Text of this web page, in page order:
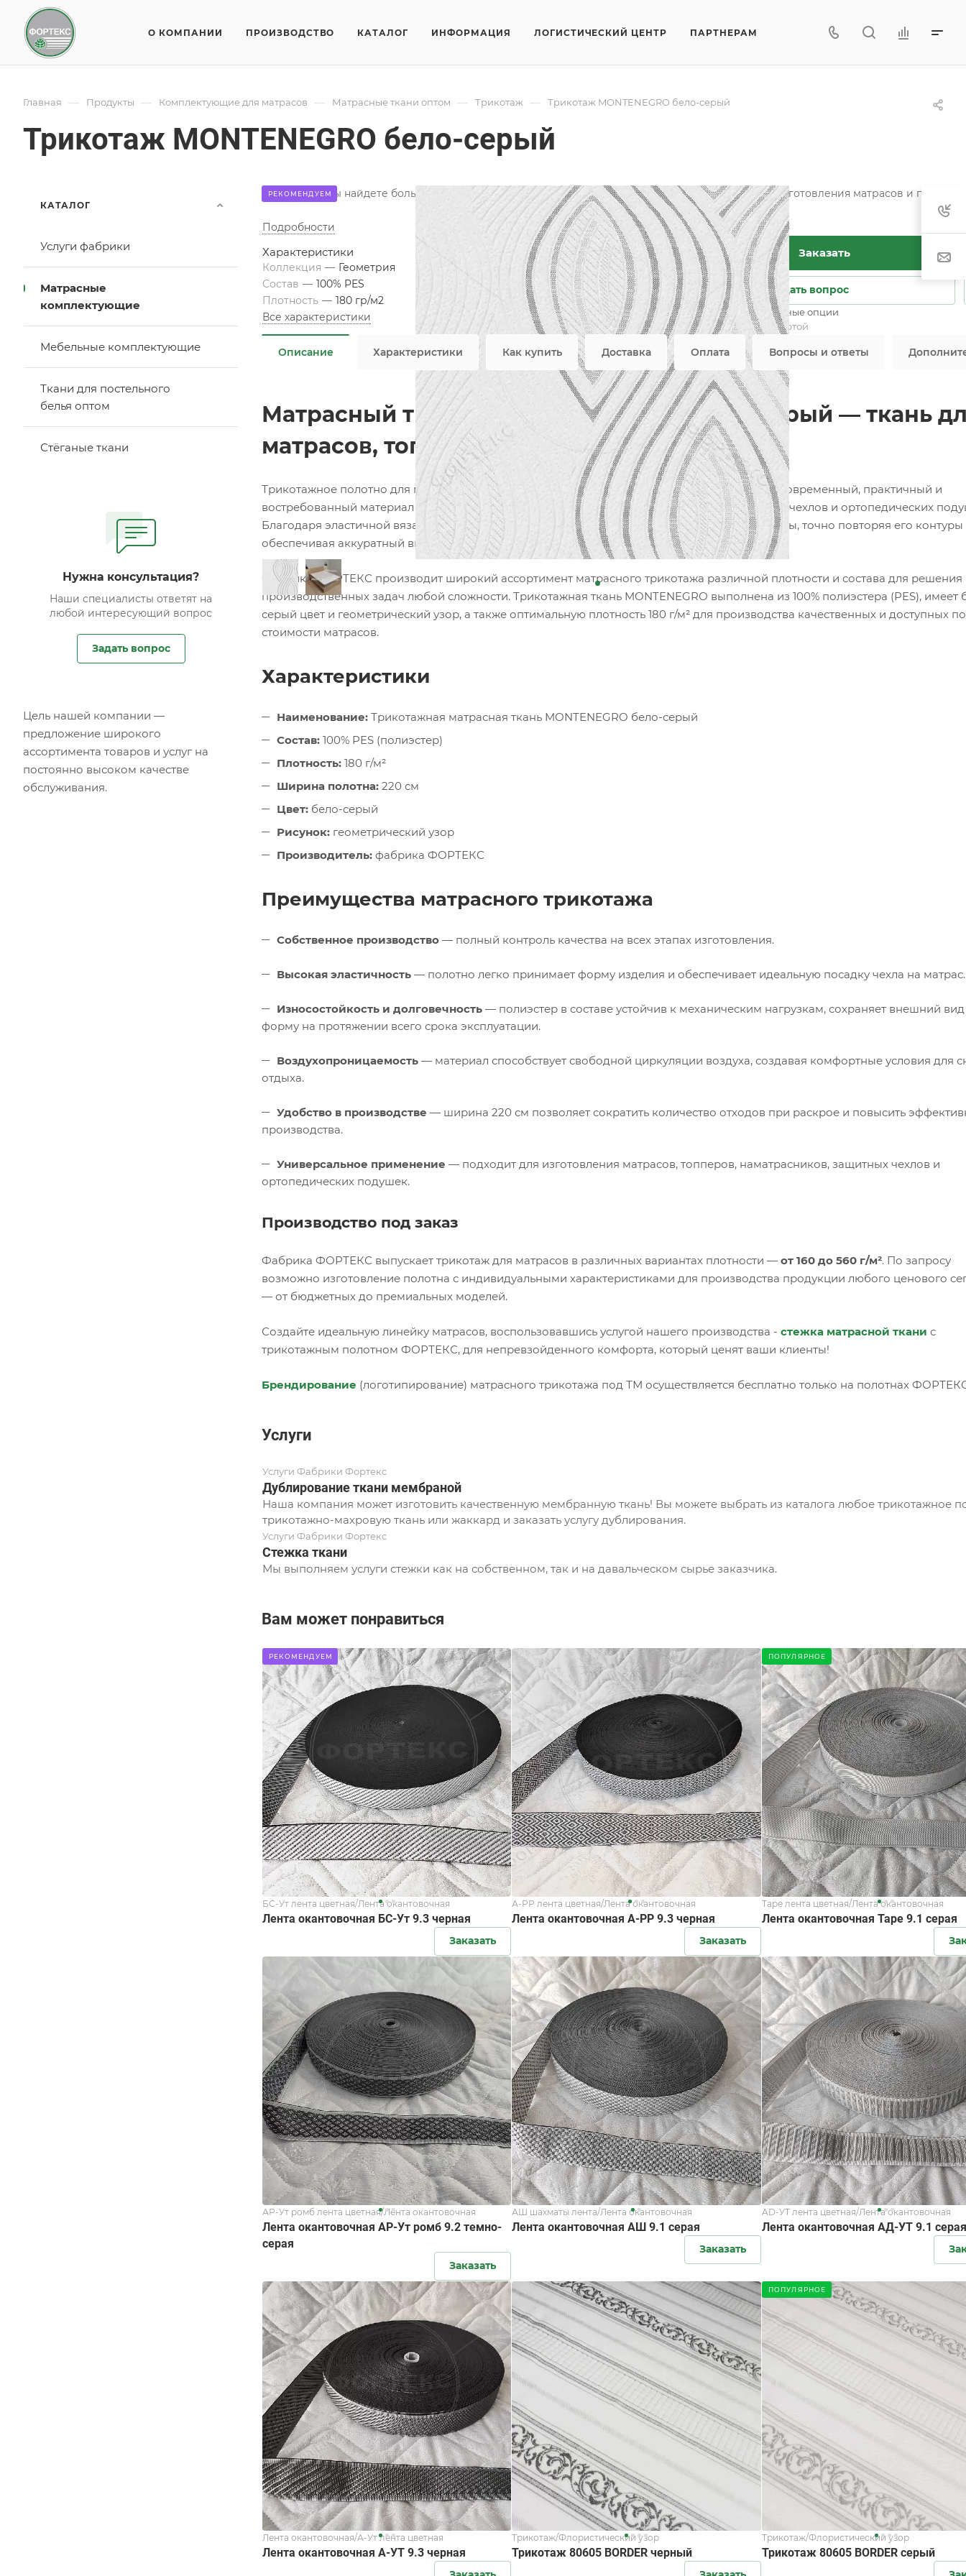
О КОМПАНИИ ПРОИЗВОДСТВО КАТАЛОГ ИНФОРМАЦИЯ ЛОГИСТИЧЕСКИЙ ЦЕНТР ПАРТНЕРАМ
Главная — Продукты — Комплектующие для матрасов — Матрасные ткани оптом — Трикотаж — Трикотаж MONTENEGRO бело-серый
Трикотаж MONTENEGRO бело-серый
РЕКОМЕНДУЕМ
В ФОРТЕКС вы найдете большой выбор трикотажных натуральных и синтетических тканей для изготовления матрасов и пошива
Подробности
Характеристики
Коллекция — Геометрия
Состав — 100% PES
Плотность — 180 гр/м2
Все характеристики
Заказать
Задать вопрос
Возможны дополнительные опции
Не является публичной офертой
Описание Характеристики Как купить Доставка Оплата Вопросы и ответы
Матрасный трикотаж MONTENEGRO бело-серый — ткань
матрасов, топперов и наматрасников
Трикотажное полотно для матрасов собственного производства фабрики ФОРТЕКС — это современный, практичный и
востребованный материал для изготовления матрасов, топперов, наматрасников, защитных чехлов и ортопедических
Благодаря эластичной вязаной структуре материал идеально облегает изделие любой формы, точно повторяя его контуры
обеспечивая аккуратный внешний вид готовой продукции.
Фабрика ФОРТЕКС производит широкий ассортимент матрасного трикотажа различной плотности и состава для решения
производственных задач любой сложности. Трикотажная ткань MONTENEGRO выполнена из 100% полиэстера (PES), имеет
серый цвет и геометрический узор, а также оптимальную плотность 180 г/м² для производства качественных и доступных по
стоимости матрасов.
Характеристики
Наименование: Трикотажная матрасная ткань MONTENEGRO бело-серый
Состав: 100% PES (полиэстер)
Плотность: 180 г/м²
Ширина полотна: 220 см
Цвет: бело-серый
Рисунок: геометрический узор
Производитель: фабрика ФОРТЕКС
Преимущества матрасного трикотажа
Собственное производство — полный контроль качества на всех этапах изготовления.
Высокая эластичность — полотно легко принимает форму изделия и обеспечивает идеальную посадку чехла на матрас.
Износостойкость и долговечность — полиэстер в составе устойчив к механическим нагрузкам, сохраняет внешний
форму на протяжении всего срока эксплуатации.
Воздухопроницаемость — материал способствует свободной циркуляции воздуха, создавая комфортные условия для
отдыха.
Удобство в производстве — ширина 220 см позволяет сократить количество отходов при раскрое и повысить
производства.
Универсальное применение — подходит для изготовления матрасов, топперов, наматрасников, защитных чехлов и
ортопедических подушек.
Производство под заказ
Фабрика ФОРТЕКС выпускает трикотаж для матрасов в различных вариантах плотности — от 160 до 560 г/м². По запросу
возможно изготовление полотна с индивидуальными характеристиками для производства продукции любого ценового
— от бюджетных до премиальных моделей.
Создайте идеальную линейку матрасов, воспользовавшись услугой нашего производства - стежка матрасной ткани с
трикотажным полотном ФОРТЕКС, для непревзойденного комфорта, который ценят ваши клиенты!
Брендирование (логотипирование) матрасного трикотажа под ТМ осуществляется бесплатно только на полотнах
Услуги
Услуги Фабрики Фортекс
Дублирование ткани мембраной
Наша компания может изготовить качественную мембранную ткань! Вы можете выбрать из каталога любое трикотажное
трикотажно-махровую ткань или жаккард и заказать услугу дублирования.
Услуги Фабрики Фортекс
Стежка ткани
Мы выполняем услуги стежки как на собственном, так и на давальческом сырье заказчика.
Вам может понравиться
РЕКОМЕНДУЕМ
БС-Ут лента цветная/Лента окантовочная
Лента окантовочная БС-Ут 9.3 черная
Заказать
А-РР лента цветная/Лента окантовочная
Лента окантовочная А-PР 9.3 черная
Заказать
ПОПУЛЯРНОЕ
Tape лента цветная/Лента окантовочная
Лента окантовочная Tape 9.1 серая
АР-Ут ромб лента цветная/Лента окантовочная
Лента окантовочная АР-Ут ромб 9.2 темно-
серая
Заказать
АШ шахматы лента/Лента окантовочная
Лента окантовочная АШ 9.1 серая
Заказать
AD-УТ лента цветная/Лента окантовочная
Лента окантовочная АД-УТ 9.1 серая
Лента окантовочная/А-Ут лента цветная
Лента окантовочная А-УТ 9.3 черная
Трикотаж/Флористический узор
Трикотаж 80605 BORDER черный
ПОПУЛЯРНОЕ
Трикотаж/Флористический узор
Трикотаж 80605 BORDER серый
КАТАЛОГ
Услуги фабрики
Матрасные
комплектующие
Мебельные комплектующие
Ткани для постельного
белья оптом
Стёганые ткани
Нужна консультация?
Наши специалисты ответят на
любой интересующий вопрос
Задать вопрос
Цель нашей компании —
предложение широкого
ассортимента товаров и услуг на
постоянно высоком качестве
обслуживания.